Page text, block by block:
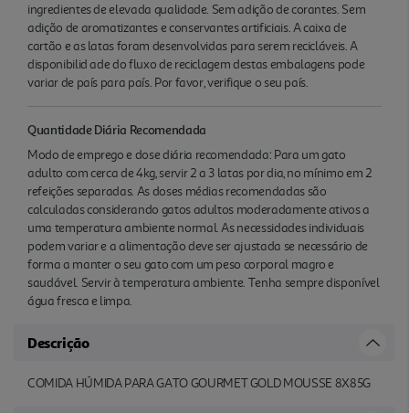
ingredientes de elevada qualidade. Sem adição de corantes. Sem
adição de aromatizantes e conservantes artificiais. A caixa de
cartão e as latas foram desenvolvidas para serem recicláveis. A
disponibilid ade do fluxo de reciclagem destas embalagens pode
variar de país para país. Por favor, verifique o seu país.
Quantidade Diária Recomendada
Modo de emprego e dose diária recomendada: Para um gato
adulto com cerca de 4kg, servir 2 a 3 latas por dia, no mínimo em 2
refeições separadas. As doses médias recomendadas são
calculadas considerando gatos adultos moderadamente ativos a
uma temperatura ambiente normal. As necessidades individuais
podem variar e a alimentação deve ser ajustada se necessário de
forma a manter o seu gato com um peso corporal magro e
saudável. Servir à temperatura ambiente. Tenha sempre disponível
água fresca e limpa.
Descrição
COMIDA HÚMIDA PARA GATO GOURMET GOLD MOUSSE 8X85G